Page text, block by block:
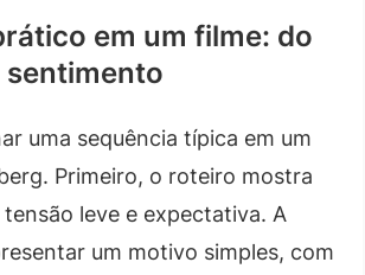
em um filme: do
uma sequência típica em um
Primeiro, o roteiro mostra
leve e expectativa. A
um motivo simples, com